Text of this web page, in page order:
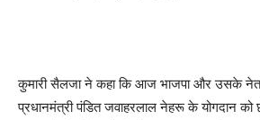
कुमारी सैलजा ने कहा कि आज भाजपा और उसके
प्रधानमंत्री पंडित जवाहरलाल नेहरू के योगदान को